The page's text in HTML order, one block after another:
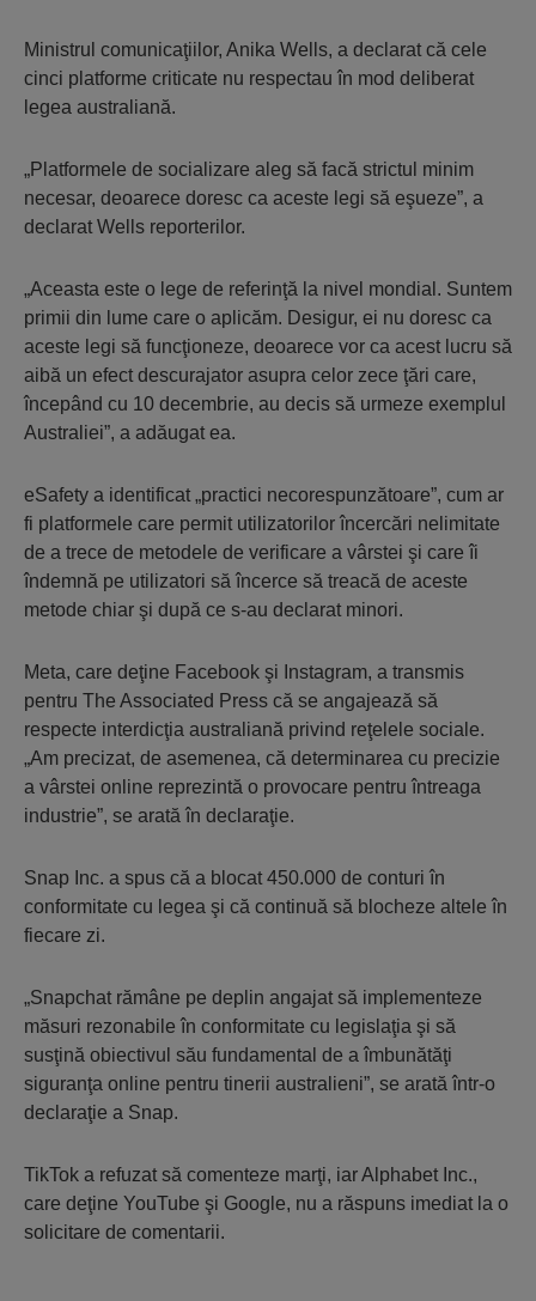
Ministrul comunicaţiilor, Anika Wells, a declarat că cele
cinci platforme criticate nu respectau în mod deliberat
legea australiană.
„Platformele de socializare aleg să facă strictul minim
necesar, deoarece doresc ca aceste legi să eşueze”, a
declarat Wells reporterilor.
„Aceasta este o lege de referinţă la nivel mondial. Suntem
primii din lume care o aplicăm. Desigur, ei nu doresc ca
aceste legi să funcţioneze, deoarece vor ca acest lucru să
aibă un efect descurajator asupra celor zece ţări care,
începând cu 10 decembrie, au decis să urmeze exemplul
Australiei”, a adăugat ea.
eSafety a identificat „practici necorespunzătoare”, cum ar
fi platformele care permit utilizatorilor încercări nelimitate
de a trece de metodele de verificare a vârstei şi care îi
îndemnă pe utilizatori să încerce să treacă de aceste
metode chiar şi după ce s-au declarat minori.
Meta, care deţine Facebook şi Instagram, a transmis
pentru The Associated Press că se angajează să
respecte interdicţia australiană privind reţelele sociale.
„Am precizat, de asemenea, că determinarea cu precizie
a vârstei online reprezintă o provocare pentru întreaga
industrie”, se arată în declaraţie.
Snap Inc. a spus că a blocat 450.000 de conturi în
conformitate cu legea şi că continuă să blocheze altele în
fiecare zi.
„Snapchat rămâne pe deplin angajat să implementeze
măsuri rezonabile în conformitate cu legislaţia şi să
susţină obiectivul său fundamental de a îmbunătăţi
siguranţa online pentru tinerii australieni”, se arată într-o
declaraţie a Snap.
TikTok a refuzat să comenteze marţi, iar Alphabet Inc.,
care deţine YouTube şi Google, nu a răspuns imediat la o
solicitare de comentarii.